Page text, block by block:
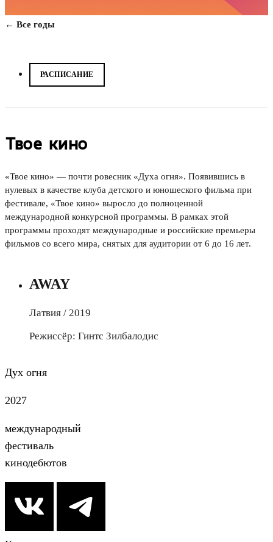
← Все годы
РАСПИСАНИЕ
Твое кино
«Твое кино» — почти ровесник «Духа огня». Появившись в
нулевых в качестве клуба детского и юношеского фильма при
фестивале, «Твое кино» выросло до полноценной
международной конкурсной программы. В рамках этой
программы проходят международные и российские премьеры
фильмов со всего мира, снятых для аудитории от 6 до 16 лет.
AWAY
Латвия / 2019
Режиссёр: Гинтс Зилбалодис
Дух огня
2027
международный
фестиваль
кинодебютов